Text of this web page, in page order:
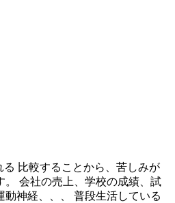
比較することから、苦しみが
。 会社の売上、学校の成績、試
神経、、、 普段生活している